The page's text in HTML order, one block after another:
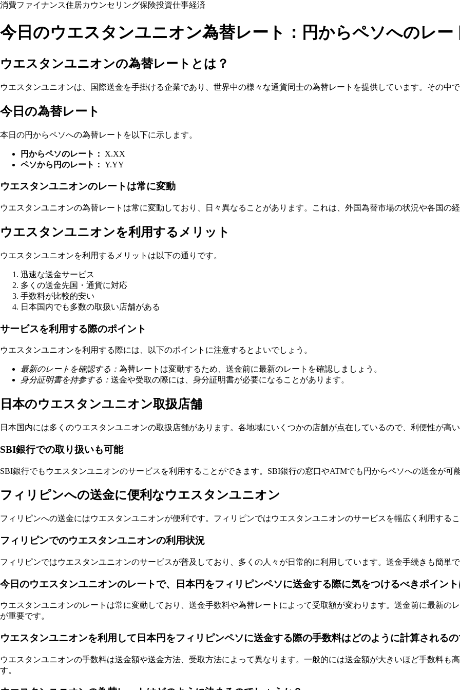
消費ファイナンス住居カウンセリング保険投資仕事経済
今日のウエスタンユニオン為替レート：円からペソへのレー
ウエスタンユニオンの為替レートとは？
ウエスタンユニオンは、国際送金を手掛ける企業であり、世界中の様々な通貨同士の為替レートを提供しています。その中
今日の為替レート
本日の円からペソへの為替レートを以下に示します。
円からペソのレート：
X.XX
ペソから円のレート： Y.YY
ウエスタンユニオンのレートは常に変動
ウエスタンユニオンの為替レートは常に変動しており、日々異なることがあります。これは、外国為替市場の状況や各国の
ウエスタンユニオンを利用するメリット
ウエスタンユニオンを利用するメリットは以下の通りです。
迅速な送金サービス
多くの送金先国・通貨に対応
手数料が比較的安い
日本国内でも多数の取扱い店舗がある
サービスを利用する際のポイント
ウエスタンユニオンを利用する際には、以下のポイントに注意するとよいでしょう。
最新のレートを確認する： 為替レートは変動するため、送金前に最新のレートを確認しましょう。
身分証明書を持参する： 送金や受取の際には、身分証明書が必要になることがあります。
日本のウエスタンユニオン取扱店舗
日本国内には多くのウエスタンユニオンの取扱店舗があります。各地域にいくつかの店舗が点在しているので、利便性が高
SBI銀行での取り扱いも可能
SBI銀行でもウエスタンユニオンのサービスを利用することができます。SBI銀行の窓口やATMでも円からペソへの送金が可
フィリピンへの送金に便利なウエスタンユニオン
フィリピンへの送金にはウエスタンユニオンが便利です。フィリピンではウエスタンユニオンのサービスを幅広く利用する
フィリピンでのウエスタンユニオンの利用状況
フィリピンではウエスタンユニオンのサービスが普及しており、多くの人々が日常的に利用しています。送金手続きも簡単
今日のウエスタンユニオンのレートで、日本円をフィリピンペソに送金する際に気をつけるべきポイン
ウエスタンユニオンのレートは常に変動しており、送金手数料や為替レートによって受取額が変わります。送金前に最新の
が重要です。
ウエスタンユニオンを利用して日本円をフィリピンペソに送金する際の手数料はどのように計算される
ウエスタンユニオンの手数料は送金額や送金方法、受取方法によって異なります。一般的には送金額が大きいほど手数料も
す。